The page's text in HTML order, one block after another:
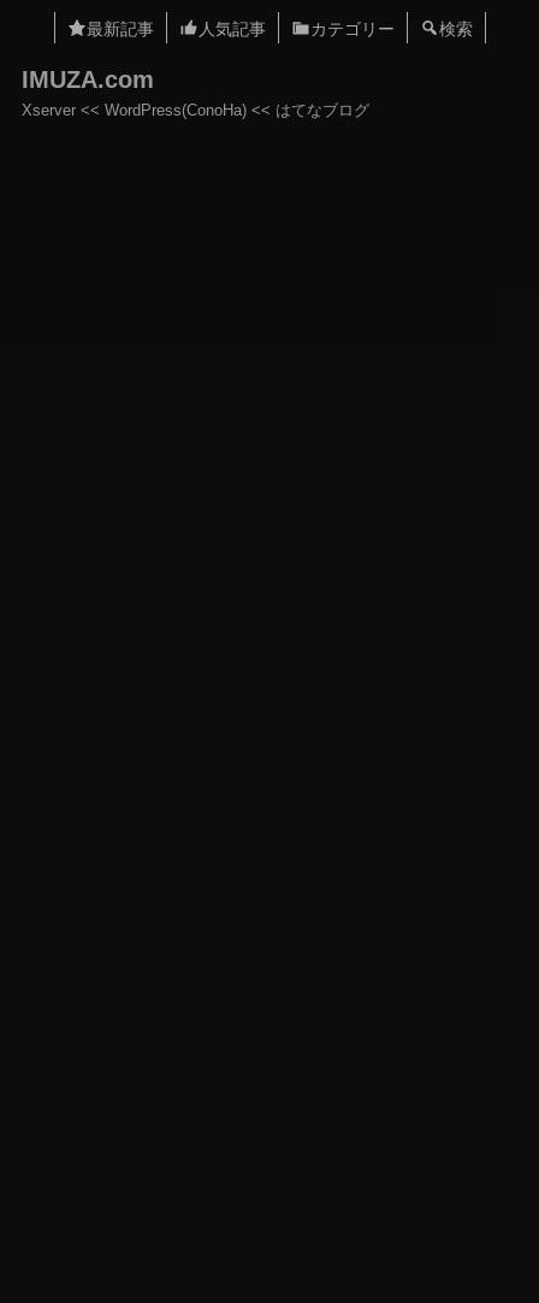
最新記事 人気記事 カテゴリー 検索
IMUZA.com
Xserver << WordPress(ConoHa) << はてなブログ